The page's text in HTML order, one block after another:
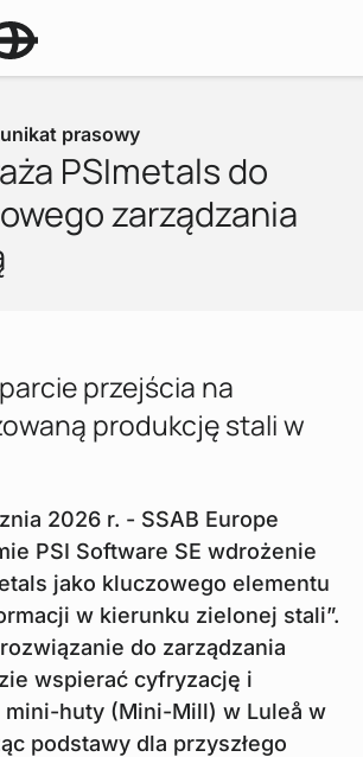
prasowy
PSImetals do
zarządzania
przejścia na
produkcję stali w
2026 r. - SSAB Europe
PSI Software SE wdrożenie
jako kluczowego elementu
w kierunku zielonej stali”.
do zarządzania
wspierać cyfryzację i
mini-huty (Mini-Mill) w Luleå w
podstawy dla przyszłego